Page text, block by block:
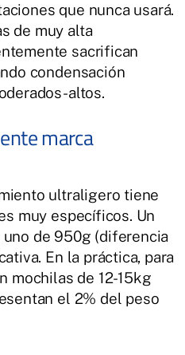
que nunca usará.
de muy alta
sacrifican
condensación
altos.
marca
ultraligero tiene
muy específicos. Un
de 950g (diferencia
En la práctica, para
mochilas de 12-15kg
el 2% del peso